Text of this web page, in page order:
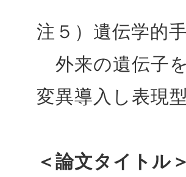
注５）遺伝学的
外来の遺伝子
変異導入し表現
＜論文タイトル＞